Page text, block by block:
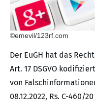
©emevil/123rf.com
Der EuGH hat das
Art. 17 DSGVO
von
08.12.2022, Rs. C-460/